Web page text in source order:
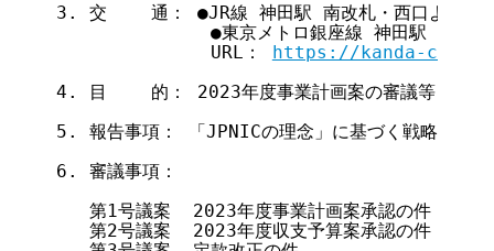
3. 交    通： ●JR線 神田駅 南改札・西口より徒
●東京メトロ銀座線 神田駅 1番出
              URL：
https://kanda-c.jp/
4. 目    的： 2023年度事業計画案の審議等
5. 報告事項： 「JPNICの理念」に基づく戦略的取り
6. 審議事項：
   第1号議案  2023年度事業計画案承認の件
   第2号議案  2023年度収支予算案承認の件